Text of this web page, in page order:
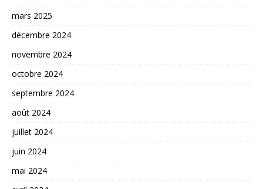
mars 2025
décembre 2024
novembre 2024
octobre 2024
septembre 2024
août 2024
juillet 2024
juin 2024
mai 2024